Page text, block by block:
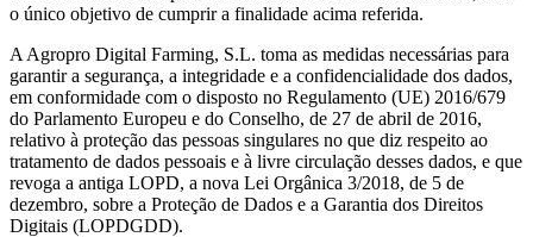
o único objetivo de cumprir a finalidade acima referida.
A Agropro Digital Farming, S.L. toma as medidas necessárias para
garantir a segurança, a integridade e a confidencialidade dos dados,
em conformidade com o disposto no Regulamento (UE) 2016/679
do Parlamento Europeu e do Conselho, de 27 de abril de 2016,
relativo à proteção das pessoas singulares no que diz respeito ao
tratamento de dados pessoais e à livre circulação desses dados, e que
revoga a antiga LOPD, a nova Lei Orgânica 3/2018, de 5 de
dezembro, sobre a Proteção de Dados e a Garantia dos Direitos
Digitais (LOPDGDD).